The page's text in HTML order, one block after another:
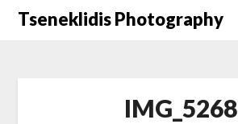
Μετάβαση
Tseneklidis Photography
IMG_5268